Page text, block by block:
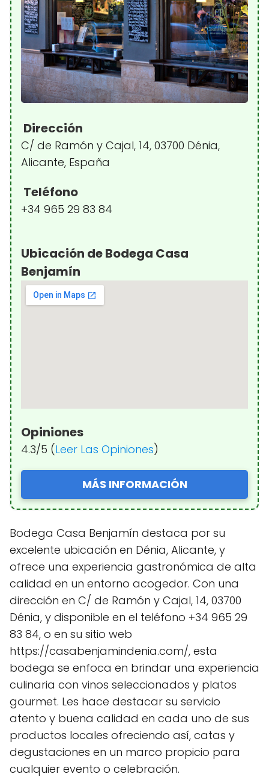
Dirección
C/ de Ramón y Cajal, 14, 03700 Dénia,
Alicante, España
Teléfono
+34 965 29 83 84
Ubicación de Bodega Casa
Benjamín
Opiniones
4.3/5 (Leer Las Opiniones)
MÁS INFORMACIÓN
Bodega Casa Benjamín destaca por su
excelente ubicación en Dénia, Alicante, y
ofrece una experiencia gastronómica de alta
calidad en un entorno acogedor. Con una
dirección en C/ de Ramón y Cajal, 14, 03700
Dénia, y disponible en el teléfono +34 965 29
83 84, o en su sitio web
https://casabenjamindenia.com/, esta
bodega se enfoca en brindar una experiencia
culinaria con vinos seleccionados y platos
gourmet. Les hace destacar su servicio
atento y buena calidad en cada uno de sus
productos locales ofreciendo así, catas y
degustaciones en un marco propicio para
cualquier evento o celebración.